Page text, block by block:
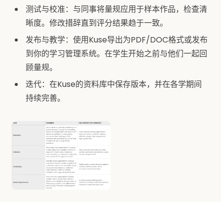
测试与校准：与同事将量规应用于样本作品，检查清
晰度。修改措辞直到评分结果趋于一致。
发布与教学：使用Kuse导出为PDF/DOC格式或发布
到你的学习管理系统。在学生开始之前与他们一起回
顾量规。
迭代：在Kuse的资料库中保存版本，并在各学期间
持续完善。